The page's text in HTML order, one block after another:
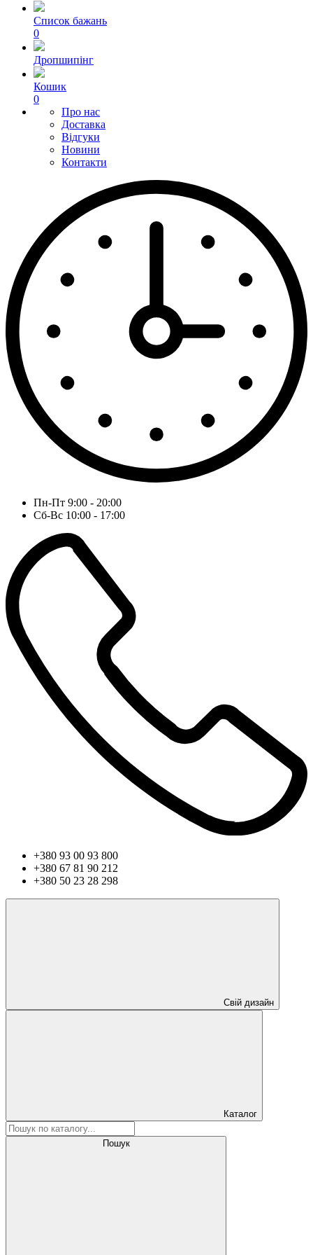
Список бажань
0
Дропшипінг
Кошик
0
Про нас
Доставка
Відгуки
Новини
Контакти
Пн-Пт 9:00 - 20:00
Сб-Вс 10:00 - 17:00
+380 93 00 93 800
+380 67 81 90 212
+380 50 23 28 298
Свій дизайн
Каталог
Пошук